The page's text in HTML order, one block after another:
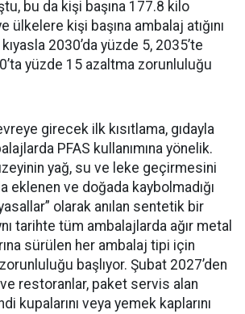
bu da kişi başına 177.8 kilo
ülkelere kişi başına ambalaj atığını
2030’da yüzde 5, 2035’te
yüzde 15 azaltma zorunluluğu
girecek ilk kısıtlama, gıdayla
PFAS kullanımına yönelik.
yağ, su ve leke geçirmesini
eklenen ve doğada kaybolmadığı
olarak anılan sentetik bir
tarihte tüm ambalajlarda ağır metal
sürülen her ambalaj tipi için
başlıyor. Şubat 2027’den
restoranlar, paket servis alan
kupalarını veya yemek kaplarını